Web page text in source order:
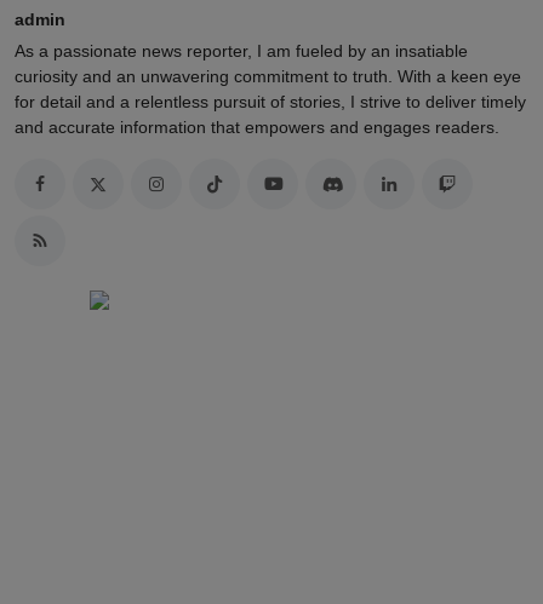
admin
As a passionate news reporter, I am fueled by an insatiable
curiosity and an unwavering commitment to truth. With a keen eye
for detail and a relentless pursuit of stories, I strive to deliver timely
and accurate information that empowers and engages readers.